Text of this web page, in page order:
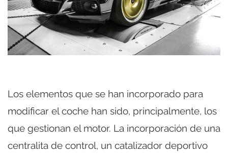
Los elementos que se han incorporado para
modificar el coche han sido, principalmente, los
que gestionan el motor. La incorporación de una
centralita de control, un catalizador deportivo